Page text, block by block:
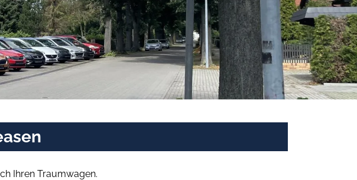
Ihren Traumwagen.